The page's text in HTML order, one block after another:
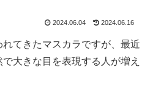
2024.06.04 2024.06.16
てきたマスカラですが、最近
大きな目を表現する人が増え